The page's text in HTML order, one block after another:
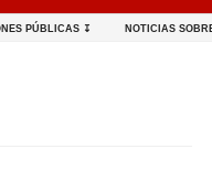
PÚBLICAS ↧ NOTICIAS